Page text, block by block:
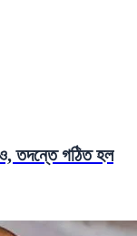
তদন্তে গঠিত হল